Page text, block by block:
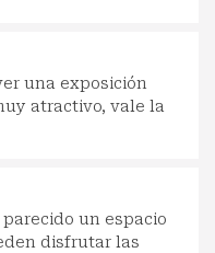
una exposición
atractivo, vale la
parecido un espacio
disfrutar las